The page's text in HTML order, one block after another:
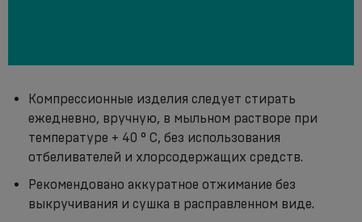
Компрессионные изделия следует стирать
ежедневно, вручную, в мыльном растворе при
температуре + 40 ° С, без использования
отбеливателей и хлорсодержащих средств.
Рекомендовано аккуратное отжимание без
выкручивания и сушка в расправленном виде.